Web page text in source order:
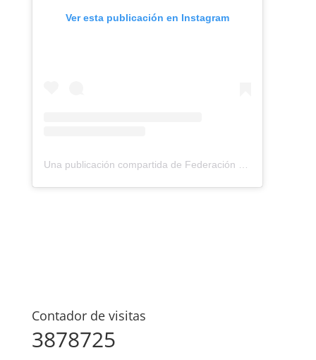
Ver esta publicación en Instagram
Una publicación compartida de Federación Montañismo Tenerife (@federacion_montanismo_tenerife)
Contador de visitas
3878725